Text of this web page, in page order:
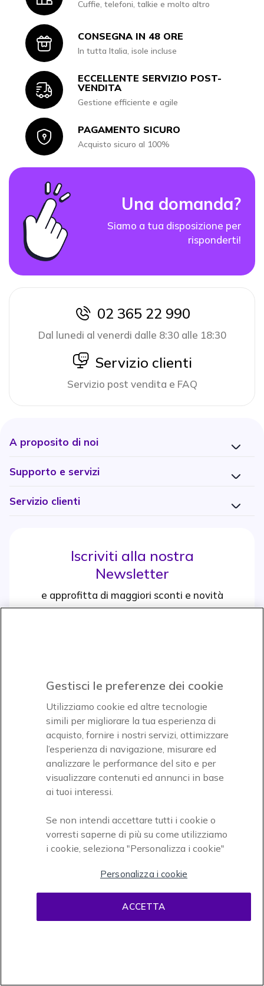
Cuffie, telefoni, talkie e molto altro
IconCONSEGNA IN 48 ORE
In tutta Italia, isole incluse
Icon
ECCELLENTE SERVIZIO POST-
VENDITA
Gestione efficiente e agile
IconPAGAMENTO SICURO
Acquisto sicuro al 100%
Una domanda?
Siamo a tua disposizione per
risponderti!
icon
02 365 22 990
Dal lunedi al venerdi dalle 8:30 alle 18:30
icon
Servizio clienti
Servizio post vendita e FAQ
A proposito di noi
Supporto e servizi
Servizio clienti
Iscriviti alla nostra
Newsletter
e approfitta di maggiori sconti e novità
Icon Icon
Icon
Paga facilmente ed in assoluta sicurezza
Accettiamo
Onedirect, azienda del gruppo INCEPT
Gestisci le preferenze dei cookie
Utilizziamo cookie ed altre tecnologie
simili per migliorare la tua esperienza di
acquisto, fornire i nostri servizi, ottimizzare
l’esperienza di navigazione, misurare ed
analizzare le performance del sito e per
visualizzare contenuti ed annunci in base
ai tuoi interessi.
Se non intendi accettare tutti i cookie o
vorresti saperne di più su come utilizziamo
i cookie, seleziona "Personalizza i cookie"
Personalizza i cookie
ACCETTA